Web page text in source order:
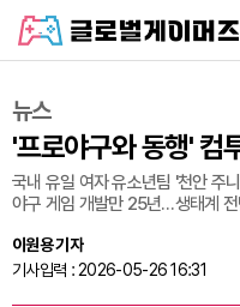
뉴스
'프로야구와 동행' 컴
국내 유일 여자 유소년팀 '천안 주
야구 게임 개발만 25년…생태계
이원용 기자
기사입력 : 2026-05-26 16:31